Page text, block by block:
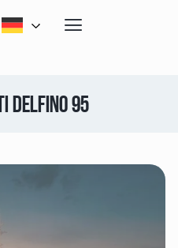
DELFINO 95